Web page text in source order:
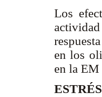
Los
en los
en la